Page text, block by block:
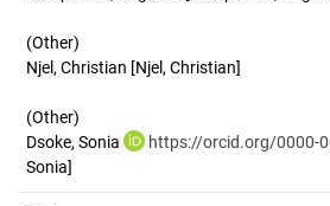
(Other)
Njel, Christian [Njel, Christian]
(Other)
Dsoke, Sonia
https://orcid.org/0000-
Sonia]